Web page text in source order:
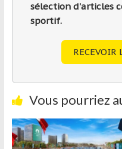
sélection d'articles
sportif.
RECEVOIR
Vous pourriez